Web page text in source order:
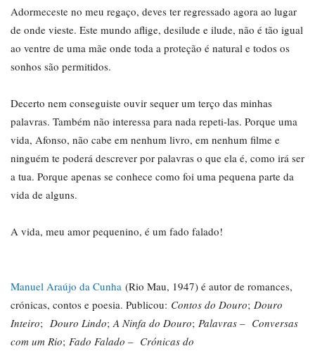
Adormeceste no meu regaço, deves ter regressado agora ao lugar
de onde vieste. Este mundo aflige, desilude e ilude, não é tão igual
ao ventre de uma mãe onde toda a proteção é natural e todos os
sonhos são permitidos.
Decerto nem conseguiste ouvir sequer um terço das minhas
palavras. Também não interessa para nada repeti-las. Porque uma
vida, Afonso, não cabe em nenhum livro, em nenhum filme e
ninguém te poderá descrever por palavras o que ela é, como irá ser
a tua. Porque apenas se conhece como foi uma pequena parte da
vida de alguns.
A vida, meu amor pequenino, é um fado falado!
Manuel Araújo da Cunha (Rio Mau, 1947) é autor de romances,
crónicas, contos e poesia. Publicou: Contos do Douro; Douro
Inteiro; Douro Lindo; A Ninfa do Douro; Palavras – Conversas
com um Rio; Fado Falado – Crónicas do